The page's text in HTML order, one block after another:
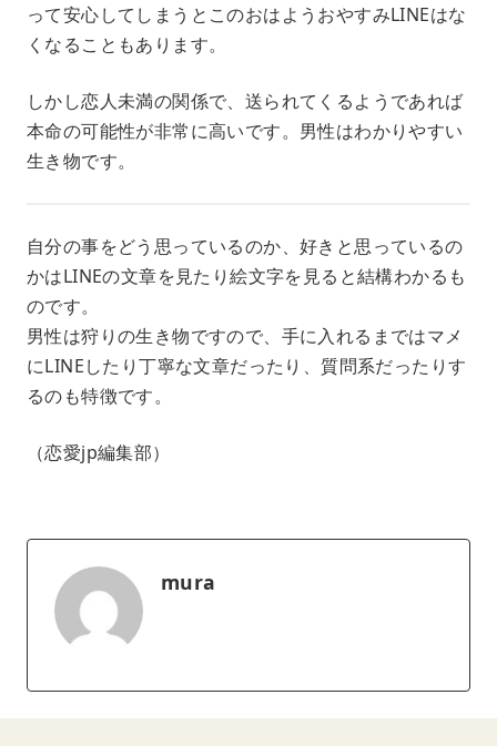
って安心してしまうとこのおはようおやすみLINEはな
くなることもあります。
しかし恋人未満の関係で、送られてくるようであれば
本命の可能性が非常に高いです。男性はわかりやすい
生き物です。
自分の事をどう思っているのか、好きと思っているの
かはLINEの文章を見たり絵文字を見ると結構わかるも
のです。
男性は狩りの生き物ですので、手に入れるまではマメ
にLINEしたり丁寧な文章だったり、質問系だったりす
るのも特徴です。
（恋愛jp編集部）
mura